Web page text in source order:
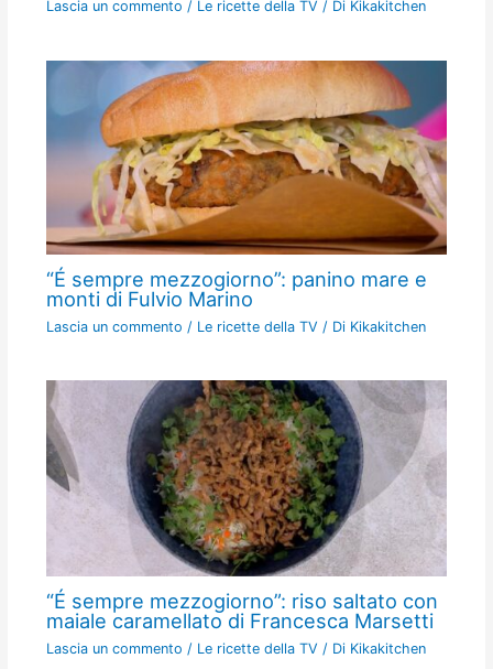
Lascia un commento / Le ricette della TV / Di Kikakitchen
“É sempre mezzogiorno”: panino mare e
monti di Fulvio Marino
Lascia un commento / Le ricette della TV / Di Kikakitchen
“É sempre mezzogiorno”: riso saltato con
maiale caramellato di Francesca Marsetti
Lascia un commento / Le ricette della TV / Di Kikakitchen